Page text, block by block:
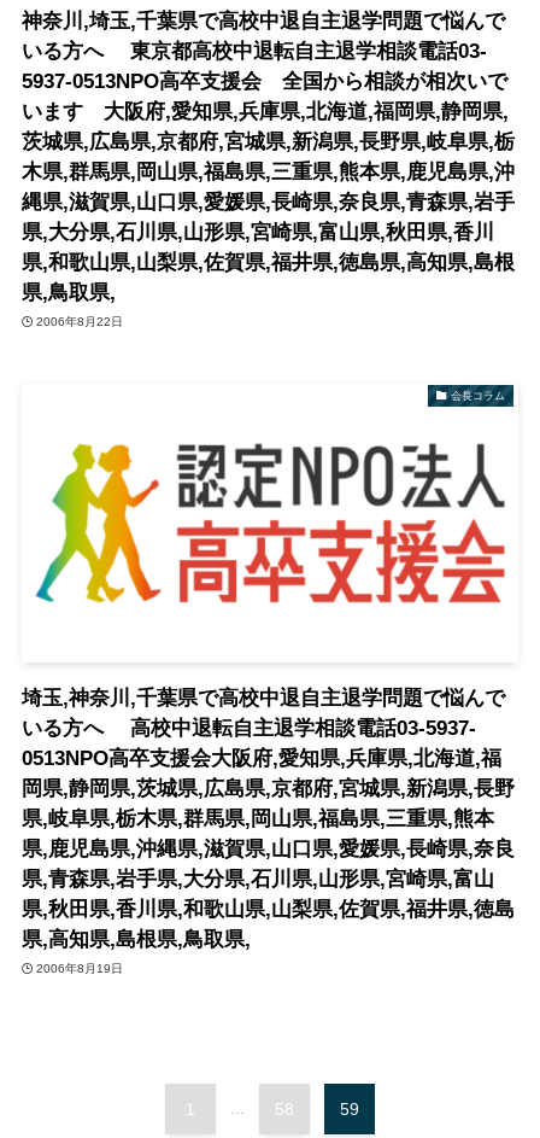
神奈川,埼玉,千葉県で高校中退自主退学問題で悩んで
いる方へ 東京都高校中退転自主退学相談電話03-
5937-0513NPO高卒支援会 全国から相談が相次いで
います 大阪府,愛知県,兵庫県,北海道,福岡県,静岡県,
茨城県,広島県,京都府,宮城県,新潟県,長野県,岐阜県,栃
木県,群馬県,岡山県,福島県,三重県,熊本県,鹿児島県,沖
縄県,滋賀県,山口県,愛媛県,長崎県,奈良県,青森県,岩手
県,大分県,石川県,山形県,宮崎県,富山県,秋田県,香川
県,和歌山県,山梨県,佐賀県,福井県,徳島県,高知県,島根
県,鳥取県,
2006年8月22日
会長コラム
埼玉,神奈川,千葉県で高校中退自主退学問題で悩んで
いる方へ 高校中退転自主退学相談電話03-5937-
0513NPO高卒支援会大阪府,愛知県,兵庫県,北海道,福
岡県,静岡県,茨城県,広島県,京都府,宮城県,新潟県,長野
県,岐阜県,栃木県,群馬県,岡山県,福島県,三重県,熊本
県,鹿児島県,沖縄県,滋賀県,山口県,愛媛県,長崎県,奈良
県,青森県,岩手県,大分県,石川県,山形県,宮崎県,富山
県,秋田県,香川県,和歌山県,山梨県,佐賀県,福井県,徳島
県,高知県,島根県,鳥取県,
2006年8月19日
1 ... 58 59